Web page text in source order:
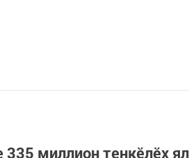
335 миллион тенкӗлӗх ял